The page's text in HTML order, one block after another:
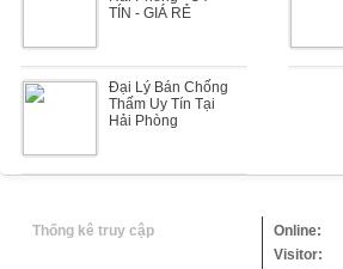
TÍN - GIÁ RẺ
Đại Lý Bán Chống
Thấm Uy Tín Tại
Hải Phòng
Thống kê truy cập
Online:
Visitor: